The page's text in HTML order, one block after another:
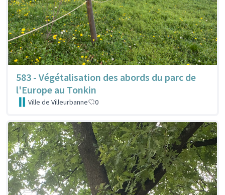
583 - Végétalisation des abords du parc de
l'Europe au Tonkin
Ville de Villeurbanne 0